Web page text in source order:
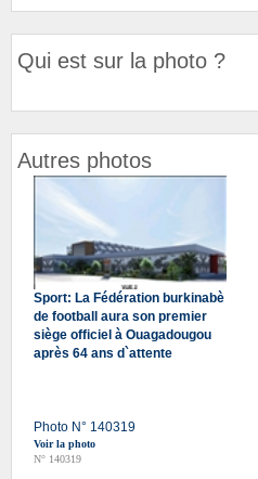
Qui est sur la photo ?
Autres photos
Sport: La Fédération burkinabè
de football aura son premier
siège officiel à Ouagadougou
après 64 ans d`attente
Photo N° 140319
Voir la photo
N° 140319